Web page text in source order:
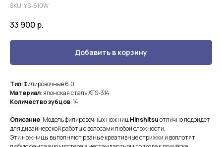
SKU:YS-610W
33 900 р.
Добавить в корзину
Тип: Филировочные 6.0
Материал: японская сталь ATS-314
Количество зубцов: 14
Описание: Модель филировочных ножницHinshitsuотлично подойдет
для дизайнерской работы с волосами любой сложности.
Эти ножницы выполняют рваные креативные стрижки и воплотят